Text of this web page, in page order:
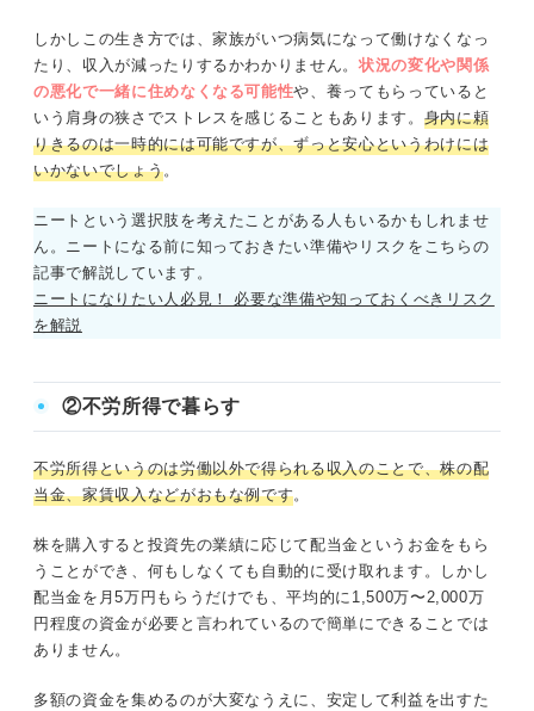
しかしこの生き方では、家族がいつ病気になって働けなくなっ
たり、収入が減ったりするかわかりません。状況の変化や関係
の悪化で一緒に住めなくなる可能性や、養ってもらっていると
いう肩身の狭さでストレスを感じることもあります。 身内に頼
りきるのは一時的には可能ですが、ずっと安心というわけには
いかないでしょう。
ニートという選択肢を考えたことがある人もいるかもしれませ
ん。ニートになる前に知っておきたい準備やリスクをこちらの
記事で解説しています。
ニートになりたい人必見！ 必要な準備や知っておくべきリスク
を解説
②不労所得で暮らす
不労所得というのは労働以外で得られる収入のことで、株の配
当金、家賃収入などがおもな例です。
株を購入すると投資先の業績に応じて配当金というお金をもら
うことができ、何もしなくても自動的に受け取れます。しかし
配当金を月5万円もらうだけでも、平均的に1,500万〜2,000万
円程度の資金が必要と言われているので簡単にできることでは
ありません。
多額の資金を集めるのが大変なうえに、安定して利益を出すた